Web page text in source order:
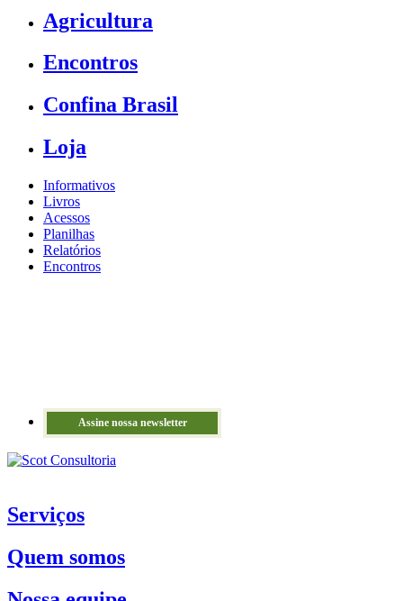
Agricultura
Encontros
Confina Brasil
Loja
Informativos
Livros
Acessos
Planilhas
Relatórios
Encontros
Assine nossa newsletter
Serviços
Quem somos